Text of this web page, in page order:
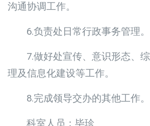
沟通协调工作。
6.负责处日常行政事务管理。
7.做好处宣传、意识形态、
理及信息化建设等工作。
8.完成领导交办的其他工作。
科室人员：毕珍